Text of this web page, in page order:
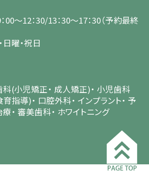
〜12：30/13：30〜17：30（予約最終
曜・祝日
科(小児矯正 成人矯正) 小児歯科
育指導)
口腔外科 インプラント
予
療 審美歯科 ホワイトニング